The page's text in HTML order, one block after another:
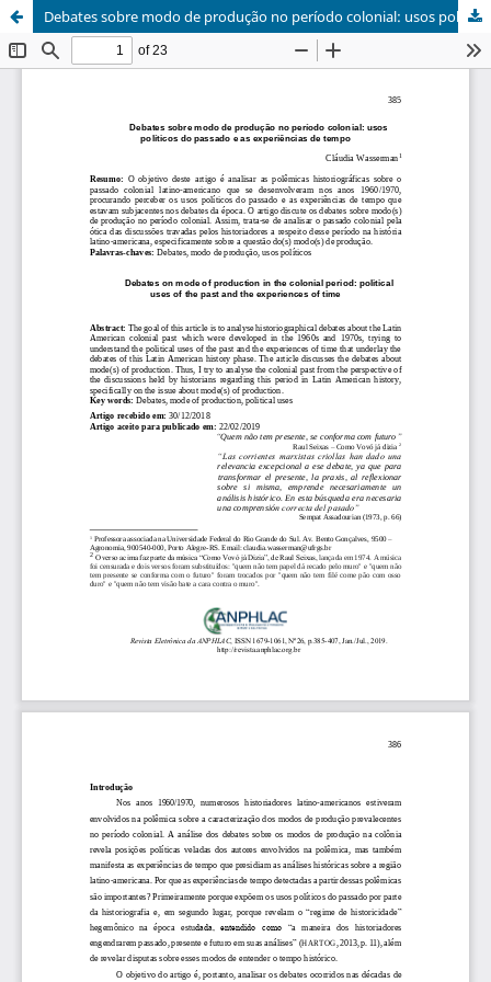
Debates sobre modo de produção no período colonial: usos políticos do passado e as experiências de tempo